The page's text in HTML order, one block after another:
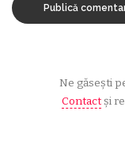
Ne găsești
Contactși